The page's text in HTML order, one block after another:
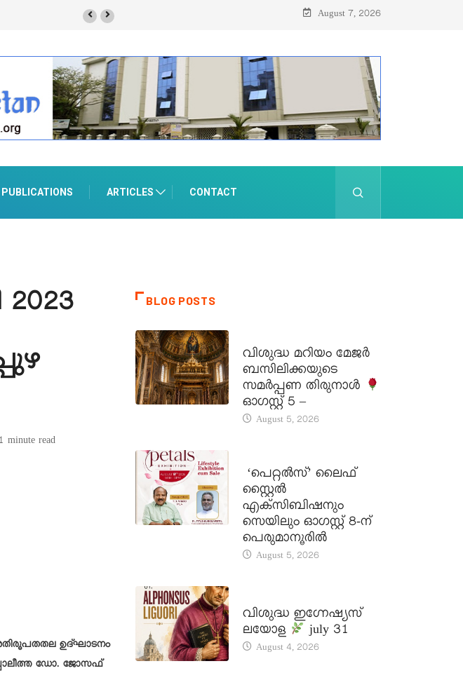
August 7, 2026
PUBLICATIONS ARTICLES CONTACT
2023
1 minute read
ഉദ്ഘാടനം
ഡോ. ജോസഫ്
BLOG POSTS
വിശുദ്ധ മറിയം മേജർ
ബസിലിക്കയുടെ
സമർപ്പണ തിരുനാൾ
ഓഗസ്റ്റ് 5 –
August 5, 2026
‘പെറ്റൽസ്’ ലൈഫ്
സ്റ്റൈൽ
എക്സിബിഷനും
സെയിലും ഓഗസ്റ്റ് 8-ന്
പെരുമാനൂരിൽ
August 5, 2026
വിശുദ്ധ ഇഗ്നേഷ്യസ്
ലയോള
july 31
August 4, 2026